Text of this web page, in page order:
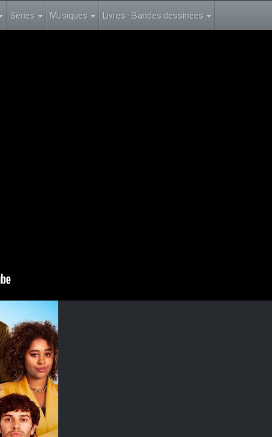
Séries Musiques Livres - Bandes dessinées
WEBDL H264
meilleures écoles de cuisine de France. Excellence, rigueur et
rigueur et discipline sont de mise dans cet établissement géré par
va être le théâtre d’histoires d’amour contrariées et complexes,
de cette école prestigieuse, l'objectif est clair : devenir les